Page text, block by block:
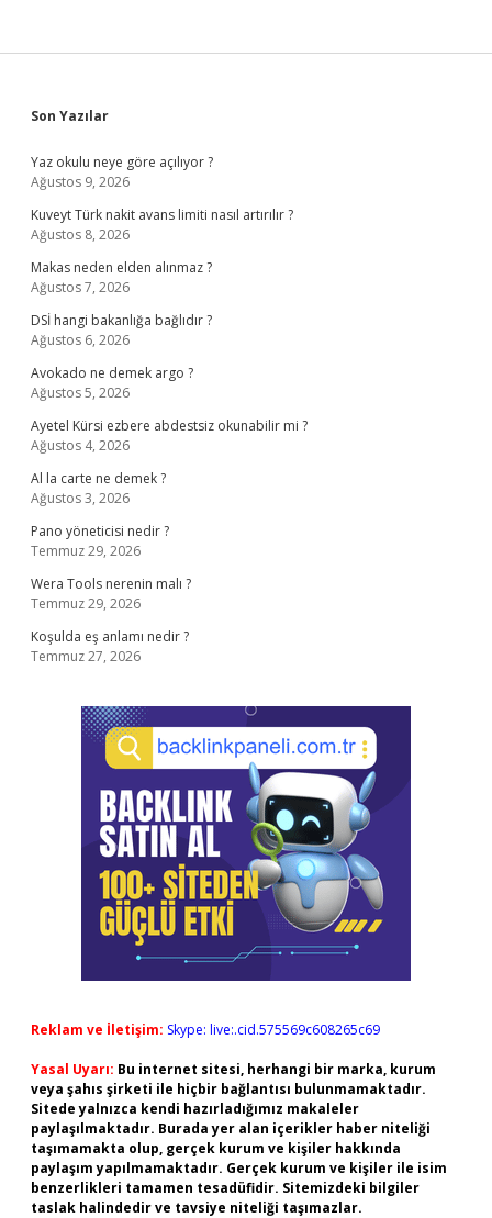
Sidebar
Son Yazılar
Yaz okulu neye göre açılıyor ?
Ağustos 9, 2026
Kuveyt Türk nakit avans limiti nasıl artırılır ?
Ağustos 8, 2026
Makas neden elden alınmaz ?
Ağustos 7, 2026
DSİ hangi bakanlığa bağlıdır ?
Ağustos 6, 2026
Avokado ne demek argo ?
Ağustos 5, 2026
Ayetel Kürsi ezbere abdestsiz okunabilir mi ?
Ağustos 4, 2026
Al la carte ne demek ?
Ağustos 3, 2026
Pano yöneticisi nedir ?
Temmuz 29, 2026
Wera Tools nerenin malı ?
Temmuz 29, 2026
Koşulda eş anlamı nedir ?
Temmuz 27, 2026
Reklam ve İletişim: Skype: live:.cid.575569c608265c69
Yasal Uyarı: Bu internet sitesi, herhangi bir marka, kurum
veya şahıs şirketi ile hiçbir bağlantısı bulunmamaktadır.
Sitede yalnızca kendi hazırladığımız makaleler
paylaşılmaktadır. Burada yer alan içerikler haber niteliği
taşımamakta olup, gerçek kurum ve kişiler hakkında
paylaşım yapılmamaktadır. Gerçek kurum ve kişiler ile isim
benzerlikleri tamamen tesadüfidir. Sitemizdeki bilgiler
taslak halindedir ve tavsiye niteliği taşımazlar.